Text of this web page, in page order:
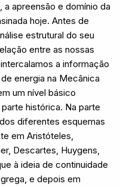
apreensão e domínio da
hoje. Antes de
estrutural do seu
entre as nossas
a informação
energia na Mecânica
um nível básico
histórica. Na parte
diferentes esquemas
em Aristóteles,
Descartes, Huygens,
à ideia de continuidade
e depois em